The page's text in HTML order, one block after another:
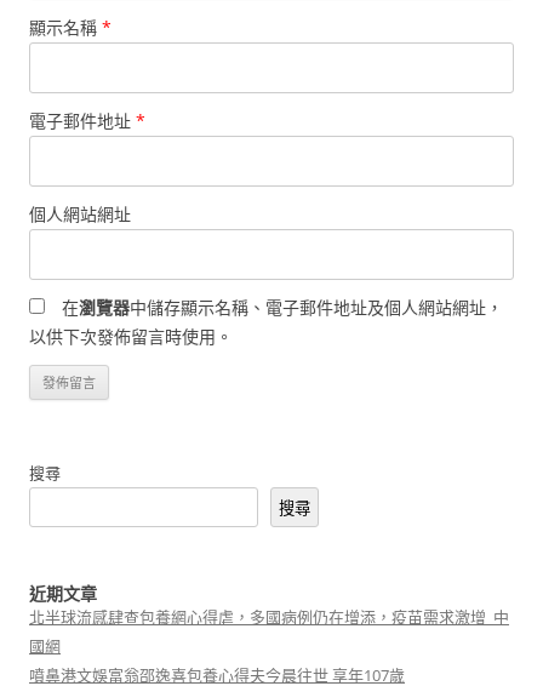
顯示名稱 *
電子郵件地址 *
個人網站網址
在瀏覽器中儲存顯示名稱、電子郵件地址及個人網站網址，
以供下次發佈留言時使用。
搜尋
搜尋
近期文章
北半球流感肆查包養網心得虐，多國病例仍在增添，疫苗需求激增_中
國網
噴鼻港文娛富翁邵逸喜包養心得夫今晨往世 享年107歲